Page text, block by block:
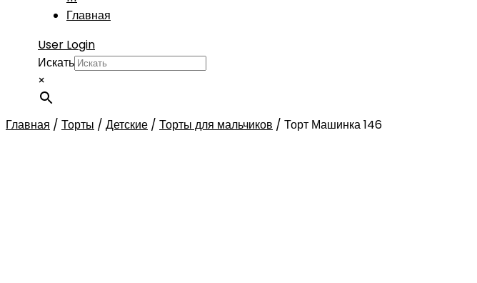
Главная
User Login
Искать
×
Главная / Торты / Детские / Торты для мальчиков / Торт Машинка 146